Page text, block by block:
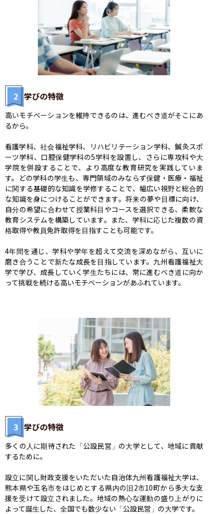
2 学びの特徴
高いモチベーションを維持できるのは、進むべき道がそこにあ
るから。
看護学科、社会福祉学科、リハビリテーション学科、鍼灸スポ
ーツ学科、口腔保健学科の5学科を設置し、さらに専攻科や大
学院を併設することで、より高度な教育研究を実践していま
す。どの学科の学生も、専門領域のみならず保健・医療・福祉
に関する基礎的な知識を学修することで、幅広い視野と総合的
な知識を身につけることができます。将来の夢や目標に向け、
自分の希望に合わせて授業科目やコースを選択できる、柔軟な
教育システムを構築しています。また、学科に応じた複数の資
格取得や教員免許取得を目指すことも可能です。
4年間を通じ、学科や学年を超えて交流を深めながら、互いに
磨き合うことで新たな成長を目指しています。九州看護福祉大
学で学び、成長していく学生たちには、常に進むべき道に向か
って挑戦を続ける高いモチベーションがあふれています。
3 学びの特徴
多くの人に期待された「公設民営」の大学として、地域に貢献
するために。
設立に関し財政支援をいただいた自治体九州看護福祉大学は、
熊本県や玉名市をはじめとする県内の旧2市10町から多大な支
援を受けて設立されました。地域の熱心な運動の盛り上がりに
よって誕生した、全国でも数少ない「公設民営」の大学です。